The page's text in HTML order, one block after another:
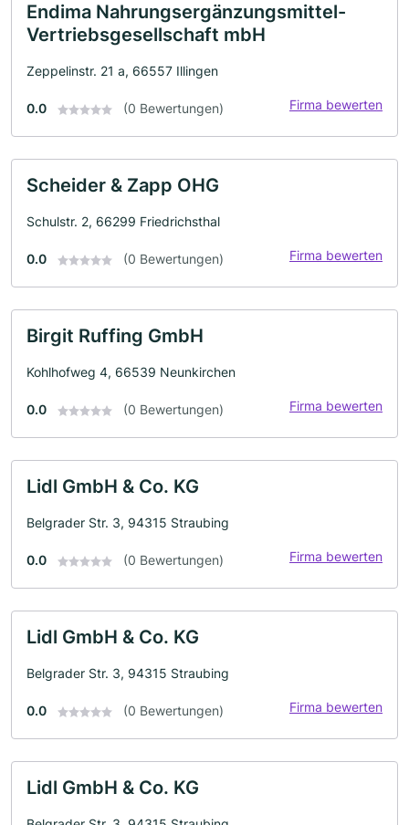
Endima Nahrungsergänzungsmittel-
Vertriebsgesellschaft mbH
Zeppelinstr. 21 a, 66557 Illingen
0.0 (0 Bewertungen) Firma bewerten
Scheider & Zapp OHG
Schulstr. 2, 66299 Friedrichsthal
0.0 (0 Bewertungen) Firma bewerten
Birgit Ruffing GmbH
Kohlhofweg 4, 66539 Neunkirchen
0.0 (0 Bewertungen) Firma bewerten
Lidl GmbH & Co. KG
Belgrader Str. 3, 94315 Straubing
0.0 (0 Bewertungen) Firma bewerten
Lidl GmbH & Co. KG
Belgrader Str. 3, 94315 Straubing
0.0 (0 Bewertungen) Firma bewerten
Lidl GmbH & Co. KG